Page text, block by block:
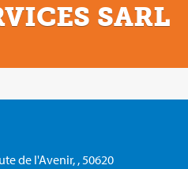
SARL
de l'Avenir, , 50620